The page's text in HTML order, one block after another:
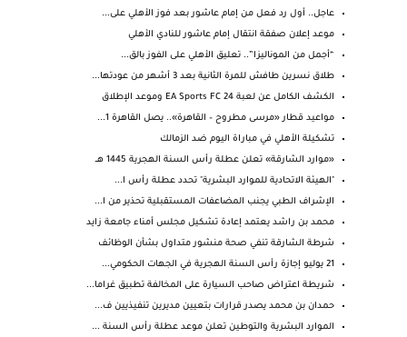
عاجل.. أول رد فعل من إمام عاشور بعد فوز الأهلي على...
موعد إعلان صفقة انتقال إمام عاشور للنادي الأهلي
“أجمل من الموناليزا”.. تعليق الأهلي على الفوز بالق...
طلاق نسرين طافش للمرة الثانية بعد 3 أشهر من عودتها...
الكشف الكامل عن لعبة EA Sports FC 24 وموعد الإطلاق
مواعيد قطار «مرسى مطروح – القاهرة».. يصل القاهرة 1...
تشكيلة الأهلي في مباراة اليوم ضد الزمالك
«موارد الشارقة» تعلن عطلة رأس السنة الهجرية 1445 هــ
"الهيئة الاتحادية للموارد البشرية" تحدد عطلة رأس ا...
الإشراف الطبي يجنب المضاعفات المستقبلية تحذير من ا...
محمد بن راشد يعتمد إعادة تشكيل مجلس أمناء جامعة زايد
شرطة الشارقة تنفي صحة منشور متداول بشأن الوظائف
21 يوليو إجازة رأس السنة الهجرية في الجهات الحكومي...
شريطة اعتراض صاحب السيارة على المخالفة تطبيق غراما...
حمدان بن محمد يصدر قرارات بتعيين مديرين تنفيذيين ف...
الموارد البشرية والتوطين تعلن موعد عطلة رأس السنة ...